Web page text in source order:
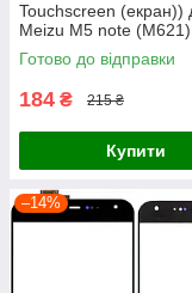
Touchscreen (екран))
Meizu M5 note
Готово до відправки
184 ₴ 215 ₴
Купити
–14%